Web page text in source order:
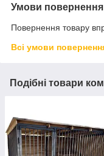
Умови повернення
Повернення товару
Всі умови
Подібні товари